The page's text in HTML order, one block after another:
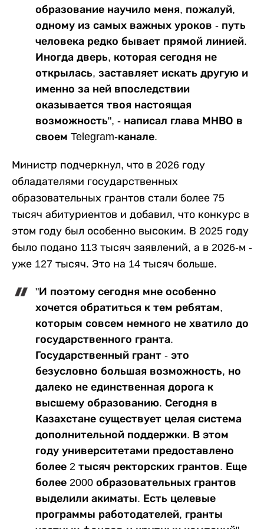
образование научило меня, пожалуй,
одному из самых важных уроков - путь
человека редко бывает прямой линией.
Иногда дверь, которая сегодня не
открылась, заставляет искать другую и
именно за ней впоследствии
оказывается твоя настоящая
возможность", - написал глава МНВО в
своем Telegram-канале.
Министр подчеркнул, что в 2026 году
обладателями государственных
образовательных грантов стали более 75
тысяч абитуриентов и добавил, что конкурс в
этом году был особенно высоким. В 2025 году
было подано 113 тысяч заявлений, а в 2026-м -
уже 127 тысяч. Это на 14 тысяч больше.
"И поэтому сегодня мне особенно
хочется обратиться к тем ребятам,
которым совсем немного не хватило до
государственного гранта.
Государственный грант - это
безусловно большая возможность, но
далеко не единственная дорога к
высшему образованию. Сегодня в
Казахстане существует целая система
дополнительной поддержки. В этом
году университетами предоставлено
более 2 тысяч ректорских грантов. Еще
более 2000 образовательных грантов
выделили акиматы. Есть целевые
программы работодателей, гранты